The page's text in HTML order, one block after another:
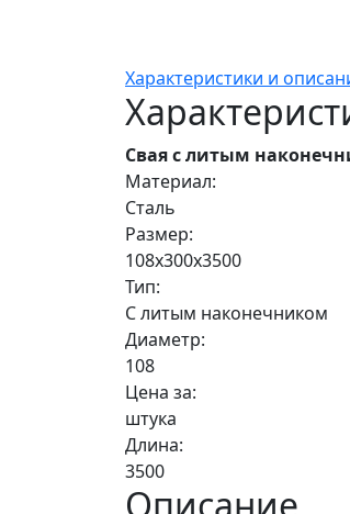
Характеристики и
Свая с литым
Материал:
Сталь
Размер:
108х300х3500
Тип:
С литым наконечником
Диаметр:
108
Цена за:
штука
Длина:
3500